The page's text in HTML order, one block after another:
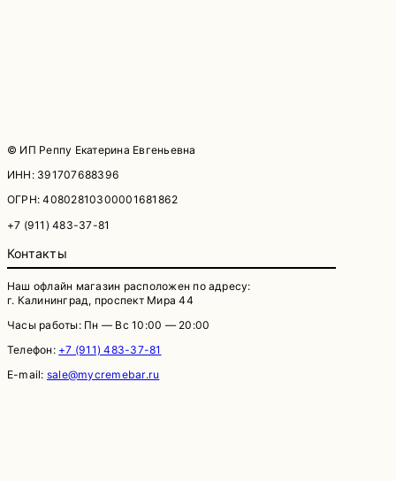
© ИП Реппу Екатерина Евгеньевна
ИНН: 391707688396
ОГРН: 40802810300001681862
+7 (911) 483-37-81
Контакты
Наш офлайн магазин расположен по адресу:
г. Калининград, проспект Мира 44
Часы работы: Пн — Вс 10:00 — 20:00
Телефон: +7 (911) 483-37-81
E-mail: sale@mycremebar.ru